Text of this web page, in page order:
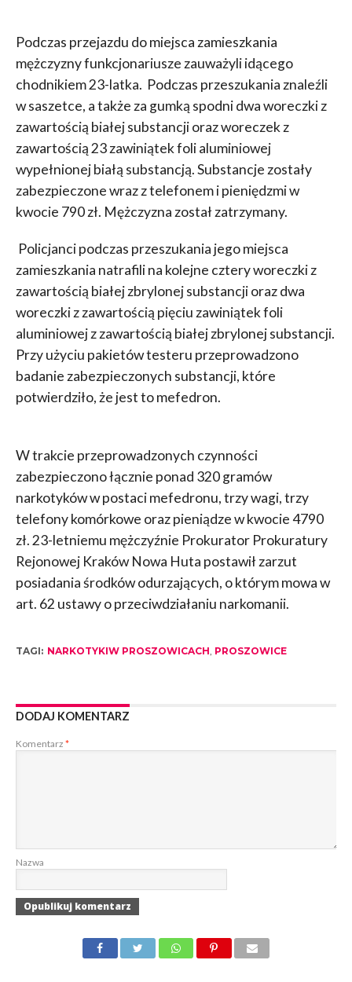
Podczas przejazdu do miejsca zamieszkania
mężczyzny funkcjonariusze zauważyli idącego
chodnikiem 23-latka. Podczas przeszukania znaleźli
w saszetce, a także za gumką spodni dwa woreczki z
zawartością białej substancji oraz woreczek z
zawartością 23 zawiniątek foli aluminiowej
wypełnionej białą substancją. Substancje zostały
zabezpieczone wraz z telefonem i pieniędzmi w
kwocie 790 zł. Mężczyzna został zatrzymany.
Policjanci podczas przeszukania jego miejsca
zamieszkania natrafili na kolejne cztery woreczki z
zawartością białej zbrylonej substancji oraz dwa
woreczki z zawartością pięciu zawiniątek foli
aluminiowej z zawartością białej zbrylonej substancji.
Przy użyciu pakietów testeru przeprowadzono
badanie zabezpieczonych substancji, które
potwierdziło, że jest to mefedron.
W trakcie przeprowadzonych czynności
zabezpieczono łącznie ponad 320 gramów
narkotyków w postaci mefedronu, trzy wagi, trzy
telefony komórkowe oraz pieniądze w kwocie 4790
zł. 23-letniemu mężczyźnie Prokurator Prokuratury
Rejonowej Kraków Nowa Huta postawił zarzut
posiadania środków odurzających, o którym mowa w
art. 62 ustawy o przeciwdziałaniu narkomanii.
TAGI: NARKOTYKIW PROSZOWICACH, PROSZOWICE
DODAJ KOMENTARZ
Komentarz *
Nazwa